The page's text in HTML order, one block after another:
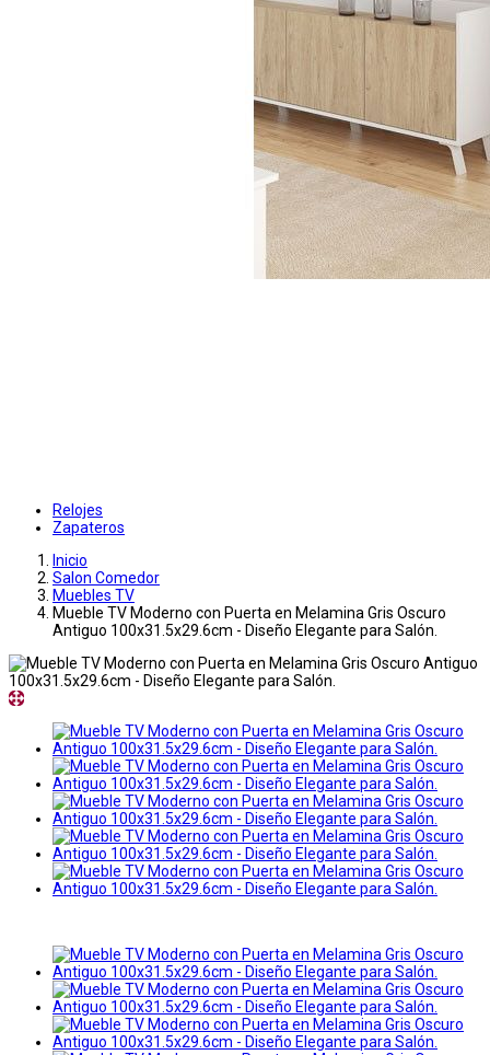
Relojes
Zapateros
Inicio
Salon Comedor
Muebles TV
Mueble TV Moderno con Puerta en Melamina Gris Oscuro
Antiguo 100x31.5x29.6cm - Diseño Elegante para Salón.